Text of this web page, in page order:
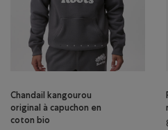
Chandail kangourou
original à capuchon en
coton bio